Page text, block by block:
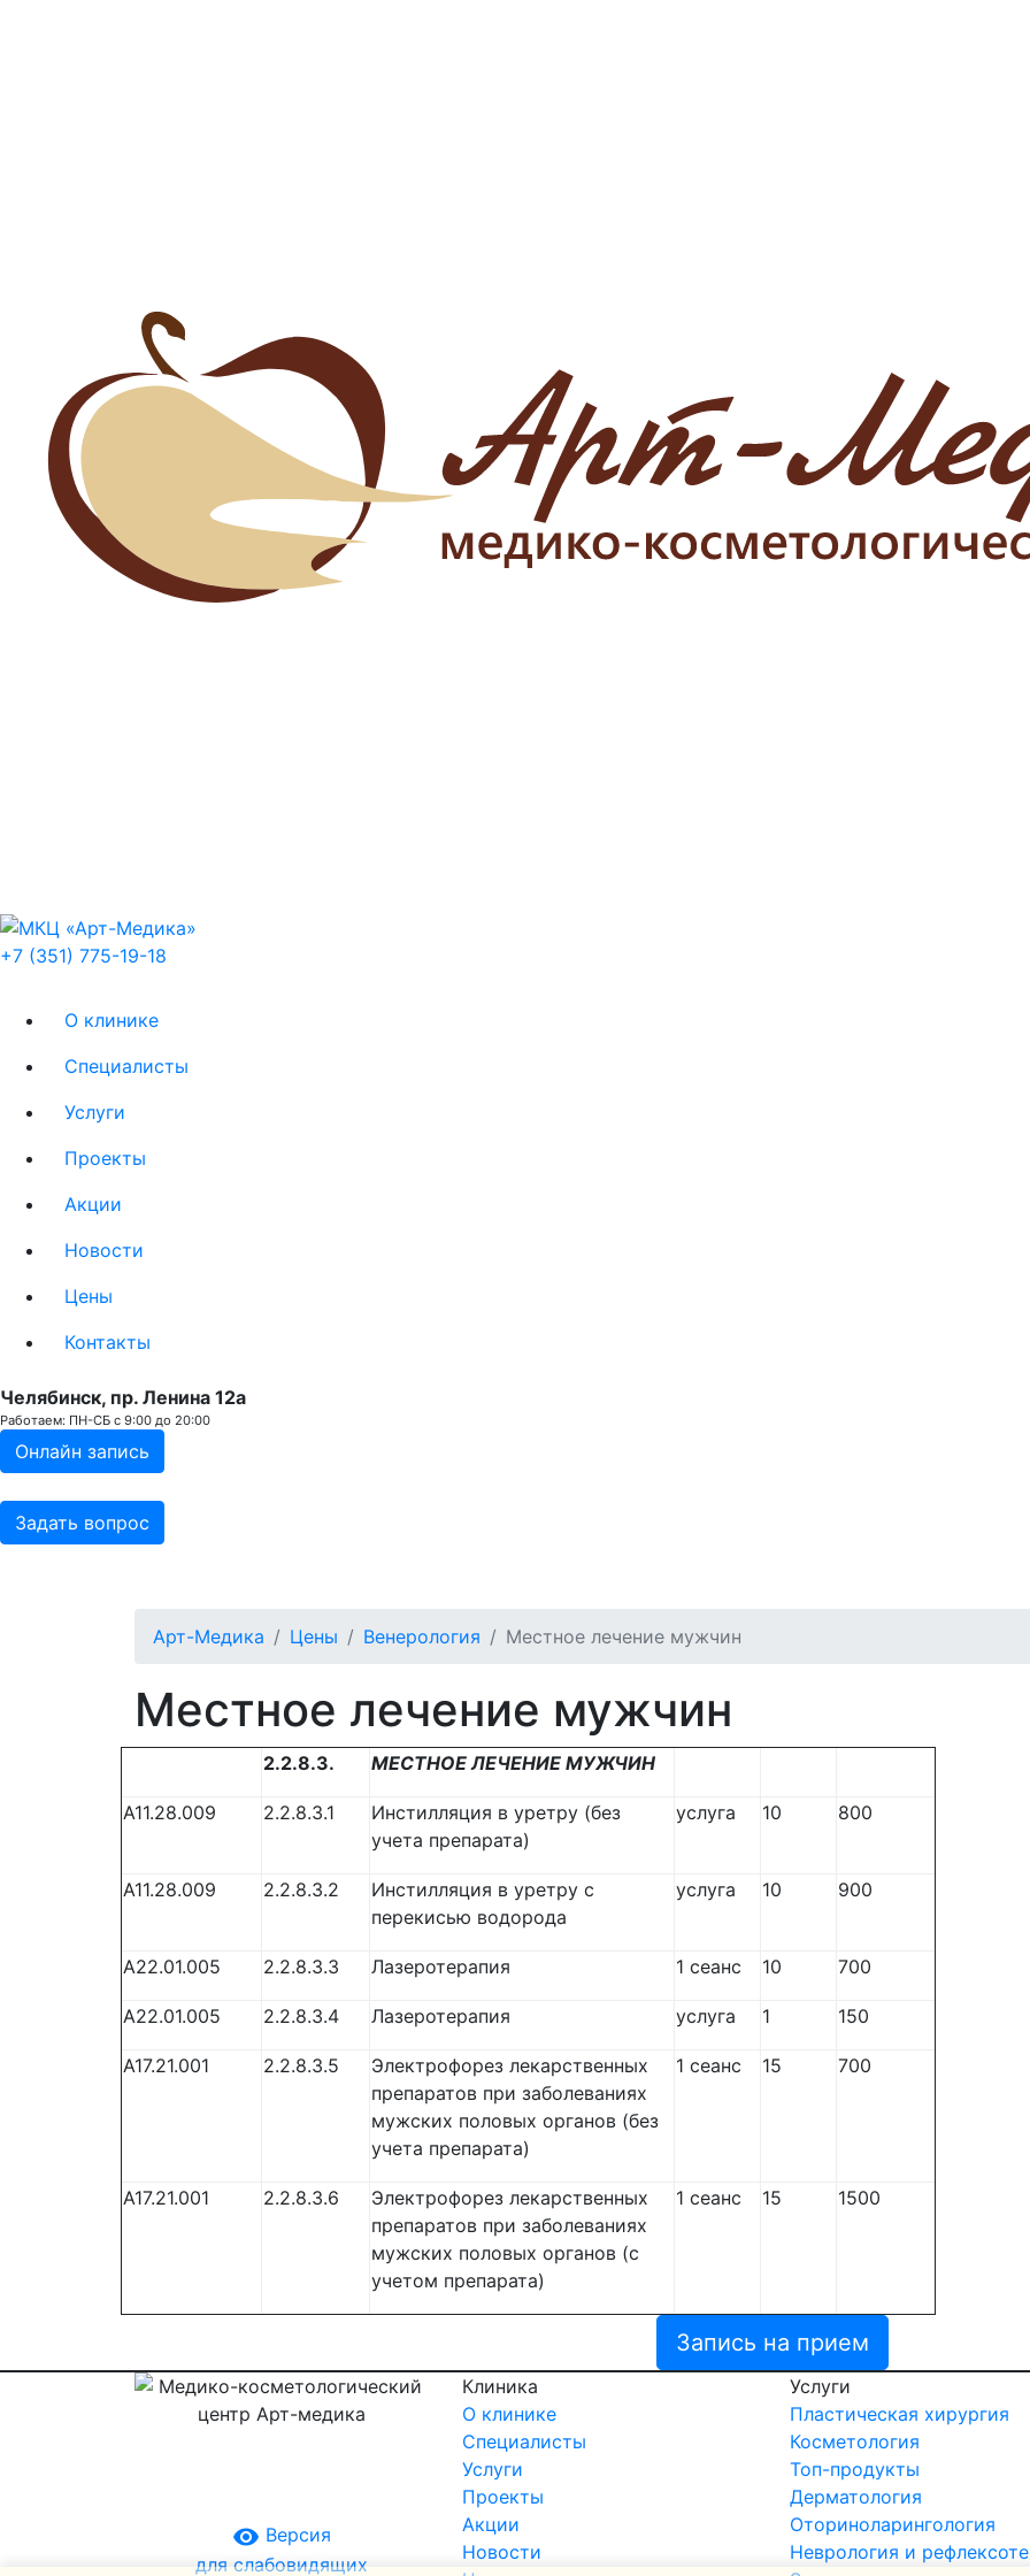
+7 (351) 775-19-18
О клинике
Специалисты
Услуги
Проекты
Акции
Новости
Цены
Контакты
Челябинск, пр. Ленина 12a
Работаем: ПН-СБ с 9:00 до 20:00
Онлайн запись
Задать вопрос
Арт-Медика Цены Венерология Местное лечение мужчин
Местное лечение мужчин
2.2.8.3. МЕСТНОЕ ЛЕЧЕНИЕ МУЖЧИН
A11.28.009 2.2.8.3.1
Инстилляция в уретру (без
учета препарата)
услуга 10 800
A11.28.009 2.2.8.3.2
Инстилляция в уретру с
перекисью водорода
услуга 10 900
A22.01.005 2.2.8.3.3 Лазеротерапия 1 сеанс 10 700
A22.01.005 2.2.8.3.4 Лазеротерапия услуга 1 150
A17.21.001 2.2.8.3.5
Электрофорез лекарственных
препаратов при заболеваниях
мужских половых органов (без
учета препарата)
1 сеанс 15 700
A17.21.001 2.2.8.3.6
Электрофорез лекарственных
препаратов при заболеваниях
мужских половых органов (с
учетом препарата)
1 сеанс 15 1500
Запись на прием
remove_red_eye Версия
для слабовидящих
Клиника
О клинике
Специалисты
Услуги
Проекты
Акции
Новости
Услуги
Пластическая хирургия
Косметология
Топ-продукты
Дерматология
Оториноларингология
Неврология и